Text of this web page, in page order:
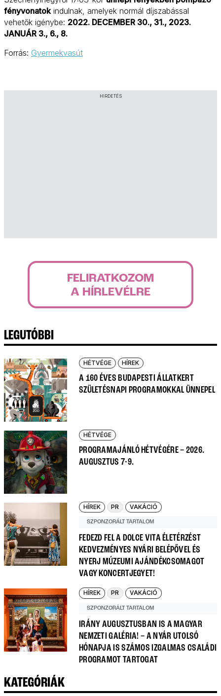
fényvonatokindulnak, amelyek normál díjszabással
vehetők igénybe: 2022. DECEMBER 30., 31., 2023.
JANUÁR 3., 6., 8.
Forrás: Gyermekvasút
HIRDETÉS
FELIRATKOZOM
A HÍRLEVÉLRE
LEGUTÓBBI
HÉTVÉGE HÍREK
A 160 ÉVES BUDAPESTI ÁLLATKERT
SZÜLETÉSNAPI PROGRAMOKKAL ÜNNEPEL
HÉTVÉGE
PROGRAMAJÁNLÓ HÉTVÉGÉRE – 2026.
AUGUSZTUS 7-9.
HÍREK PR VAKÁCIÓ
SZPONZORÁLT TARTALOM
FEDEZD FEL A DOLCE VITA ÉLETÉRZÉST
KEDVEZMÉNYES NYÁRI BELÉPŐVEL ÉS
NYERJ MÚZEUMI AJÁNDÉKCSOMAGOT
VAGY KONCERTJEGYET!
HÍREK PR VAKÁCIÓ
SZPONZORÁLT TARTALOM
IRÁNY AUGUSZTUSBAN IS A MAGYAR
NEMZETI GALÉRIA! – A NYÁR UTOLSÓ
HÓNAPJA IS SZÁMOS IZGALMAS CSALÁDI
PROGRAMOT TARTOGAT
KATEGÓRIÁK